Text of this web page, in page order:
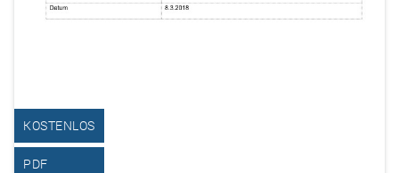
KOSTENLOS
PDF